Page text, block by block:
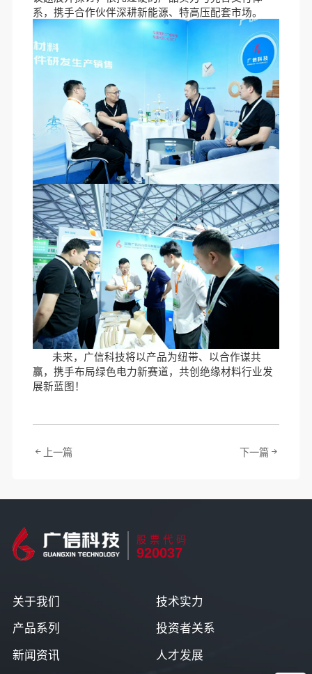
系，携手合作伙伴深耕新能源、特高压配套市场。
未来，广信科技将以产品为纽带、以合作谋共
赢，携手布局绿色电力新赛道，共创绝缘材料行业发
展新蓝图！
上一篇 下一篇
股票代码
920037
关于我们 技术实力
产品系列 投资者关系
新闻资讯 人才发展